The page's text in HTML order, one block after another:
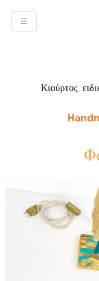
Κιούρτος: